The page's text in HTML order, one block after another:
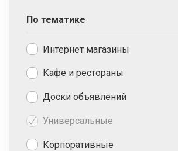
По тематике
Интернет магазины
Кафе и рестораны
Доски объявлений
Универсальные
Корпоративные